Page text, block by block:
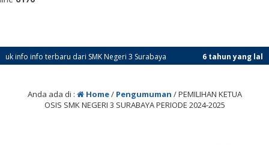
terbaru dari SMK Negeri 3 Surabaya 6 tahun yang lalu/
@official.smkn3sby untuk info info terbaru dari SMK Negeri 3 Surabaya
Anda ada di : Home/ Pengumuman /PEMILIHAN KETUA
OSIS SMK NEGERI 3 SURABAYA PERIODE 2024-2025